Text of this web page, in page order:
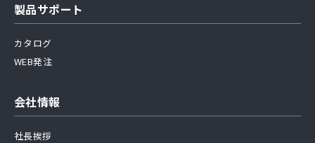
製品サポート
カタログ
WEB発注
会社情報
社長挨拶